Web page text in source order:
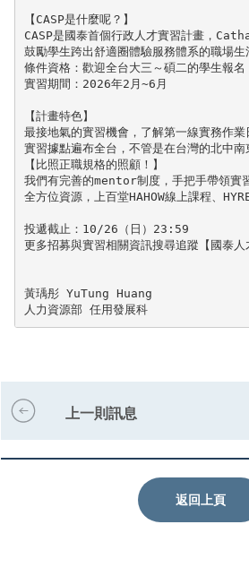
【CASP是什麼呢？】
CASP是國泰首個行政人才實習計畫
鼓勵學生跨出舒適圈體驗服務體系的職場
條件資格：歡迎全台大三～碩二的學生報名
實習期間：2026年2月~6月
【計畫特色】
最接地氣的實習機會，了解第一線實務作
實習據點遍布全台，不管是在台灣的北中
【比照正職規格的照顧！】
我們有完善的mentor制度，手把手帶領實
全方位資源，上百堂HAHOW線上課程、
投遞截止：10/26（日）23:59
更多招募與實習相關資訊搜尋追蹤【國泰
黃瑀彤 YuTung Huang
人力資源部 任用發展科
上一則訊息
返回上頁